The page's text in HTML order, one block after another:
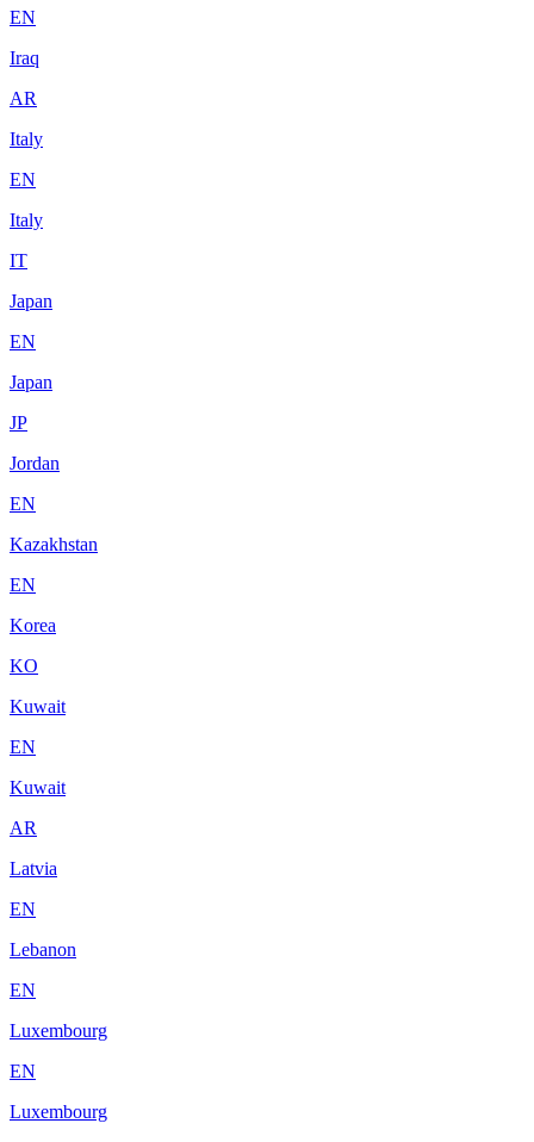
EN
Iraq
AR
Italy
EN
Italy
IT
Japan
EN
Japan
JP
Jordan
EN
Kazakhstan
EN
Korea
KO
Kuwait
EN
Kuwait
AR
Latvia
EN
Lebanon
EN
Luxembourg
EN
Luxembourg